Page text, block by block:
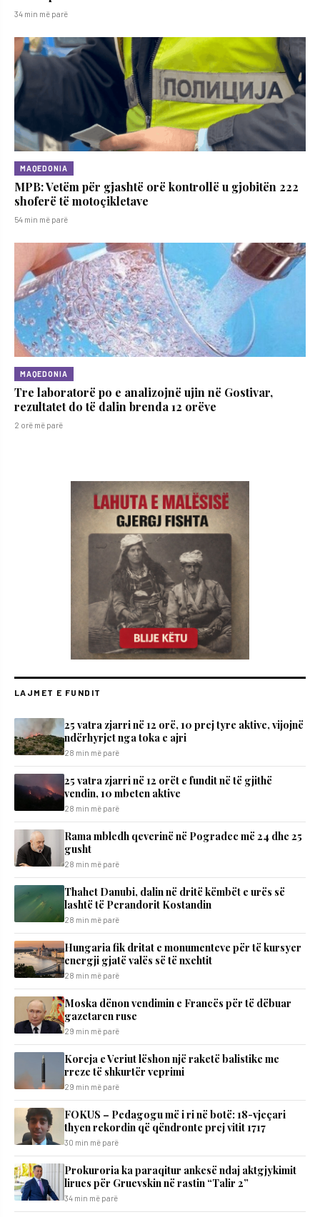
34 min më parë
MAQEDONIA
MPB: Vetëm për gjashtë orë kontrollë u gjobitën 222
shoferë të motoçikletave
54 min më parë
MAQEDONIA
Tre laboratorë po e analizojnë ujin në Gostivar,
rezultatet do të dalin brenda 12 orëve
2 orë më parë
LAJMET E FUNDIT
25 vatra zjarri në 12 orë, 10 prej tyre aktive, vijojnë
ndërhyrjet nga toka e ajri
28 min më parë
25 vatra zjarri në 12 orët e fundit në të gjithë
vendin, 10 mbeten aktive
28 min më parë
Rama mbledh qeverinë në Pogradec më 24 dhe 25
gusht
28 min më parë
Thahet Danubi, dalin në dritë këmbët e urës së
lashtë të Perandorit Kostandin
28 min më parë
Hungaria fik dritat e monumenteve për të kursyer
energji gjatë valës së të nxehtit
28 min më parë
Moska dënon vendimin e Francës për të dëbuar
gazetaren ruse
29 min më parë
Koreja e Veriut lëshon një raketë balistike me
rreze të shkurtër veprimi
29 min më parë
FOKUS – Pedagogu më i ri në botë: 18-vjeçari
thyen rekordin që qëndronte prej vitit 1717
30 min më parë
Prokuroria ka paraqitur ankesë ndaj aktgjykimit
lirues për Gruevskin në rastin “Talir 2”
34 min më parë